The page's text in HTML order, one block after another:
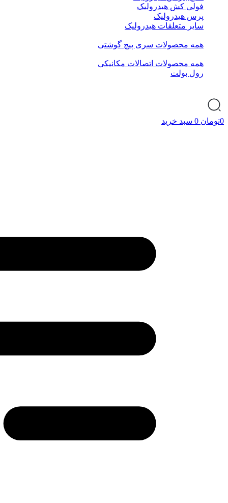
فولی کش هیدرولیک
پرس هیدرولیک
سایر متعلقات هیدرولیک
همه محصولات سری پیچ گوشتی
همه محصولات اتصالات مکانیکی
رول بولت
0تومان 0 سبد خرید